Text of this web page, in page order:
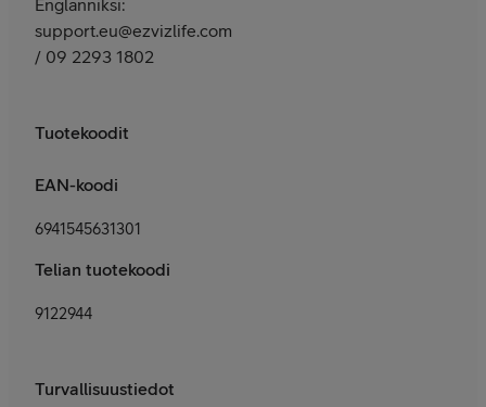
support.eu@ezvizlife.com
/ 09 2293 1802
Tuotekoodit
EAN-koodi
6941545631301
Telian tuotekoodi
9122944
Turvallisuustiedot